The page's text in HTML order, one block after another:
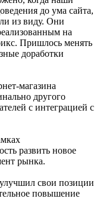
до ума сайта,
из виду. Они
на
Пришлось менять
доработки
магазина
другого
с интеграцией с
развить новое
рынка.
свои позиции
повышение